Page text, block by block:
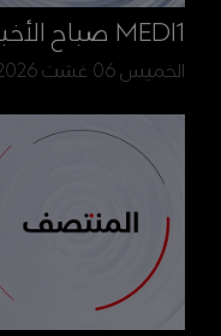
MEDI1 صباح الأخبار
الخميس 06 غشت 2026